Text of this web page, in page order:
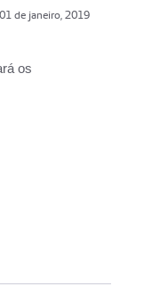
01 de janeiro, 2019
os